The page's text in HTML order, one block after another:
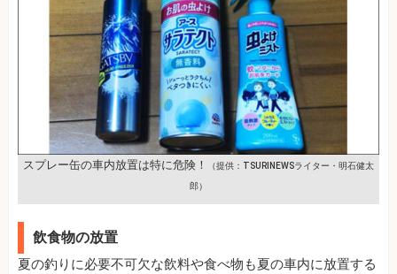
スプレー缶の車内放置は特に危険！ （提供：TSURINEWSライター・明石健太
郎）
飲食物の放置
夏の釣りに必要不可欠な飲料や食べ物も夏の車内に放置する